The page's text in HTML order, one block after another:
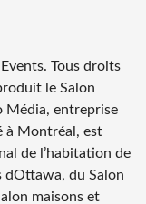
Tous droits
le Salon
Média, entreprise
à Montréal, est
de l’habitation de
dOttawa, du Salon
maisons et